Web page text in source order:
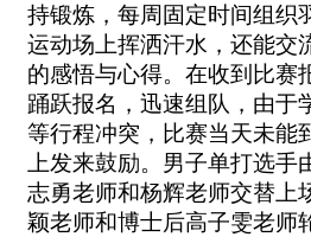
持锻炼，每周固定时间组织
运动场上挥洒汗水，还能交
的感悟与心得。在收到比赛
踊跃报名，迅速组队，由于
等行程冲突，比赛当天未能
上发来鼓励。男子单打选
志勇老师和杨辉老师交替上
颖老师和博士后高子雯老师